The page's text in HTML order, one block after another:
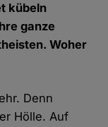
kübeln
ganze
Woher
Denn
Hölle. Auf